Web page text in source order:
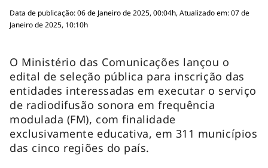
Data de publicação: 06 de Janeiro de 2025, 00:04h, Atualizado em: 07 de
Janeiro de 2025, 10:10h
O Ministério das Comunicações lançou o
edital de seleção pública para inscrição das
entidades interessadas em executar o serviço
de radiodifusão sonora em frequência
modulada (FM), com finalidade
exclusivamente educativa, em 311 municípios
das cinco regiões do país.